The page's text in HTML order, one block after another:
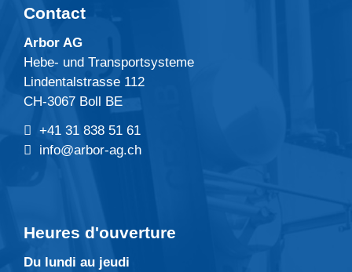
Contact
Arbor AG
Hebe- und Transportsysteme
Lindentalstrasse 112
CH-3067 Boll BE
+41 31 838 51 61
info@arbor-ag.ch
Heures d'ouverture
Du lundi au jeudi